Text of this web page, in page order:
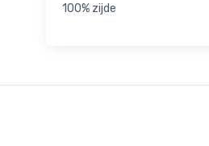
100% zijde